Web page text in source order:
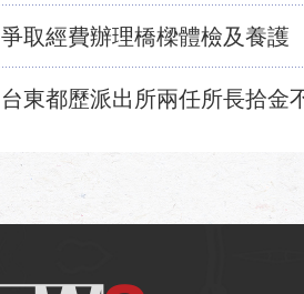
爭取經費辦理橋樑體檢及養護
台東都歷派出所兩任所長拾金